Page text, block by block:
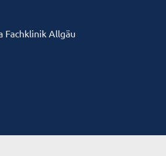
Fachklinik Allgäu